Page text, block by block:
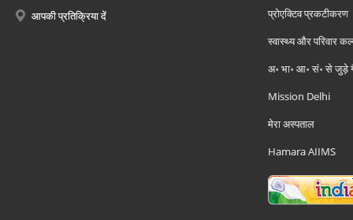
आपकी प्रतिक्रिया दें
प्रोएक्टिव प्रकटीकरण
स्वास्थ्य और परिवार
अ॰ भा॰ आ॰ सं॰ से जुड़े
Mission Delhi
मेरा अस्पताल
Hamara AIIMS